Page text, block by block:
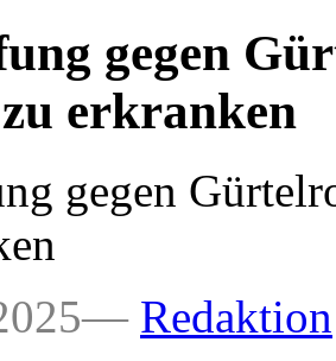
gegen
erkranken
gegen
Redaktion